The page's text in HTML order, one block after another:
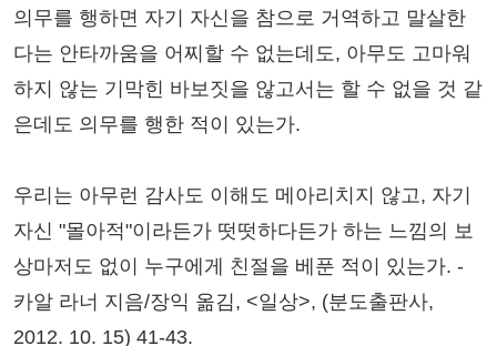
의무를 행하면 자기 자신을 참으로 거역하고 말살한
다는 안타까움을 어찌할 수 없는데도, 아무도 고마워
하지 않는 기막힌 바보짓을 않고서는 할 수 없을 것 같
은데도 의무를 행한 적이 있는가.
우리는 아무런 감사도 이해도 메아리치지 않고, 자기
자신 "몰아적"이라든가 떳떳하다든가 하는 느낌의 보
상마저도 없이 누구에게 친절을 베푼 적이 있는가. -
카알 라너 지음/장익 옮김, <일상>, (분도출판사,
2012. 10. 15) 41-43.